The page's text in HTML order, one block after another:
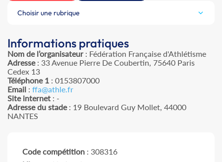
Choisir une rubrique
Informations pratiques
Nom de l’organisateur: Fédération Française d'Athlétisme
Adresse: 33 Avenue Pierre De Coubertin, 75640 Paris
Cedex 13
Téléphone 1 : 0153807000
Email : ffa@athle.fr
Site internet : -
Adresse du stade: 19 Boulevard Guy Mollet, 44000
NANTES
Code compétition : 308316